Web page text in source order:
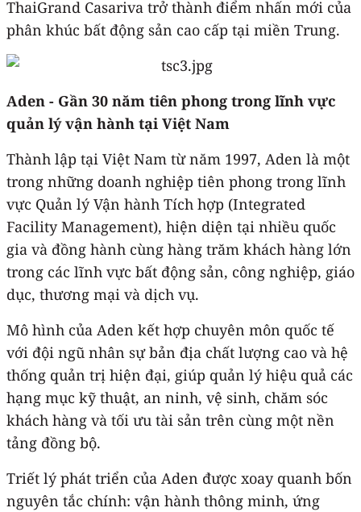
ThaiGrand Casariva trở thành điểm nhấn mới của
phân khúc bất động sản cao cấp tại miền Trung.
Aden - Gần 30 năm tiên phong trong lĩnh vực
quản lý vận hành tại Việt Nam
Thành lập tại Việt Nam từ năm 1997, Aden là một
trong những doanh nghiệp tiên phong trong lĩnh
vực Quản lý Vận hành Tích hợp (Integrated
Facility Management), hiện diện tại nhiều quốc
gia và đồng hành cùng hàng trăm khách hàng lớn
trong các lĩnh vực bất động sản, công nghiệp, giáo
dục, thương mại và dịch vụ.
Mô hình của Aden kết hợp chuyên môn quốc tế
với đội ngũ nhân sự bản địa chất lượng cao và hệ
thống quản trị hiện đại, giúp quản lý hiệu quả các
hạng mục kỹ thuật, an ninh, vệ sinh, chăm sóc
khách hàng và tối ưu tài sản trên cùng một nền
tảng đồng bộ.
Triết lý phát triển của Aden được xoay quanh bốn
nguyên tắc chính: vận hành thông minh, ứng